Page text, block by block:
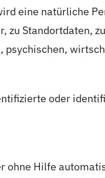
eine natürliche
zu Standortdaten,
psychischen,
oder
ohne Hilfe